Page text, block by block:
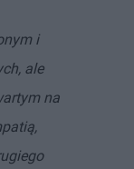
i
ale
na